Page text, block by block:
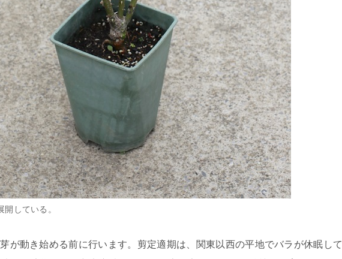
している。
が動き始める前に行います。剪定適期は、関東以西の平地でバラが休眠して